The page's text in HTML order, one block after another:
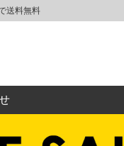
送料無料